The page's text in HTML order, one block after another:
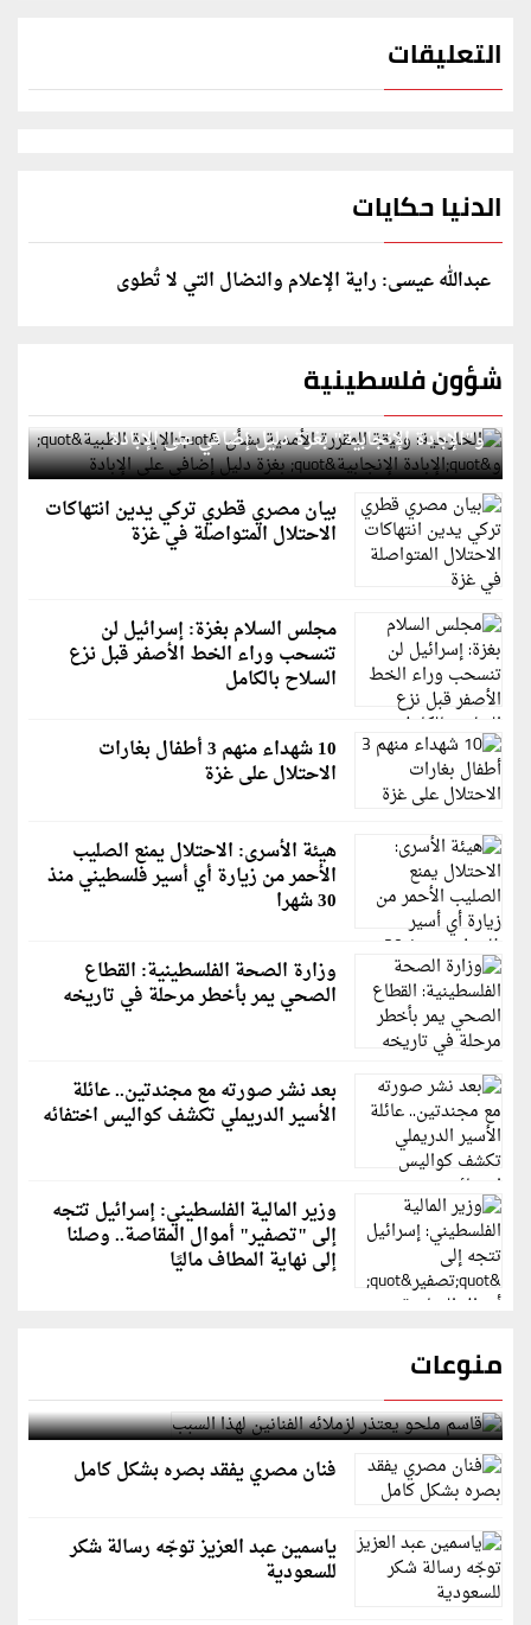
التعليقات
الدنيا حكايات
عبدالله عيسى: راية الإعلام والنضال التي لا تُطوى
شؤون فلسطينية
الخارجية: وثيقة المقررة الأممية بشأن "الإبادة الطبية"
و"الإبادة الإنجابية" بغزة دليل إضافي على الإبادة
بيان مصري قطري تركي يدين انتهاكات
الاحتلال المتواصلة في غزة
مجلس السلام بغزة: إسرائيل لن
تنسحب وراء الخط الأصفر قبل نزع
السلاح بالكامل
10 شهداء منهم 3 أطفال بغارات
الاحتلال على غزة
هيئة الأسرى: الاحتلال يمنع الصليب
الأحمر من زيارة أي أسير فلسطيني منذ
30 شهرا
وزارة الصحة الفلسطينية: القطاع
الصحي يمر بأخطر مرحلة في تاريخه
بعد نشر صورته مع مجندتين.. عائلة
الأسير الدريملي تكشف كواليس اختفائه
وزير المالية الفلسطيني: إسرائيل تتجه
إلى "تصفير" أموال المقاصة.. وصلنا
إلى نهاية المطاف ماليًا
منوعات
قاسم ملحو يعتذر لزملائه الفنانين لهذا السبب
فنان مصري يفقد بصره بشكل كامل
ياسمين عبد العزيز توجّه رسالة شكر
للسعودية